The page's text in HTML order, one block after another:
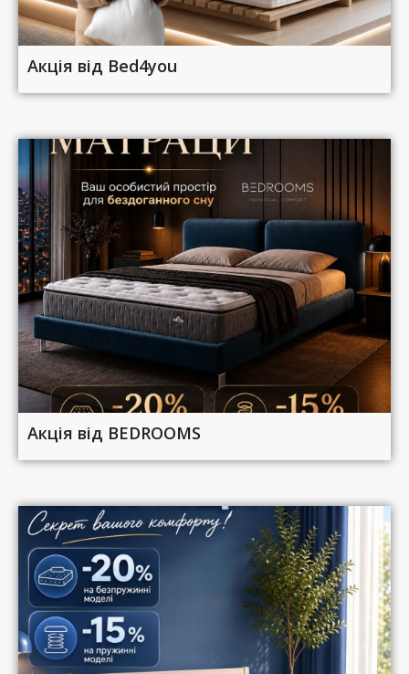
Акція від Bed4you
Акція від BEDROOMS